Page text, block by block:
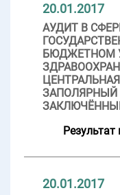
20.01.2017
АУДИТ В
БЮДЖЕТНОМ
ЗАПОЛЯРНЫЙ
Результат
20.01.2017